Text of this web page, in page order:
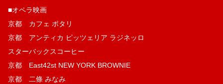
■オペラ映画
京都 カフェ ポタリ
京都 アンティカ ピッツェリア ラジネッロ
スターバックスコーヒー
京都 East42st NEW YORK BROWNIE
京都 二條 みなみ